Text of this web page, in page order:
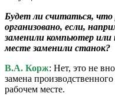
Будет ли считаться, что
организовано, если,
заменили компьютер или
месте заменили станок?
В.А. Корж: Нет, это не
замена
рабочем месте.